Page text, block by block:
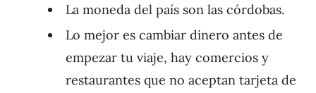
La moneda del país son las córdobas.
Lo mejor es cambiar dinero antes de
empezar tu viaje, hay comercios y
restaurantes que no aceptan tarjeta de